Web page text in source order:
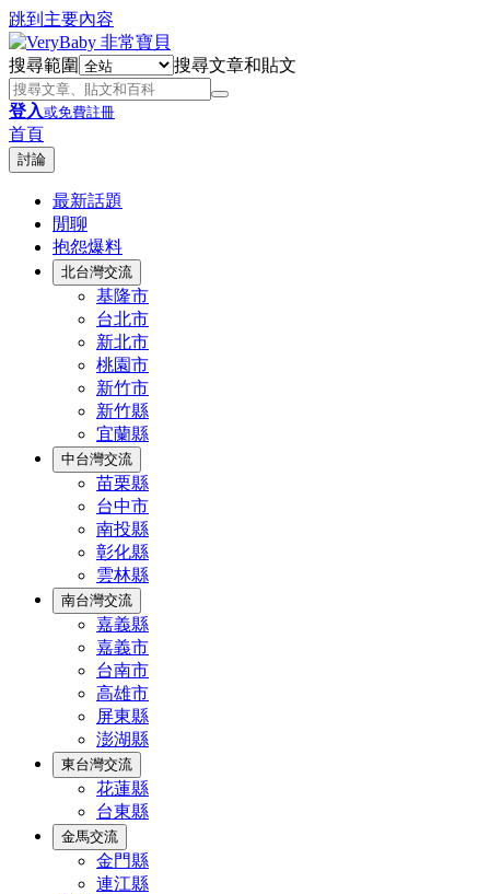
跳到主要內容
搜尋範圍 搜尋文章和貼文
登入或免費註冊
首頁
討論
最新話題
閒聊
抱怨爆料
北台灣交流
基隆市
台北市
新北市
桃園市
新竹市
新竹縣
宜蘭縣
中台灣交流
苗栗縣
台中市
南投縣
彰化縣
雲林縣
南台灣交流
嘉義縣
嘉義市
台南市
高雄市
屏東縣
澎湖縣
東台灣交流
花蓮縣
台東縣
金馬交流
金門縣
連江縣